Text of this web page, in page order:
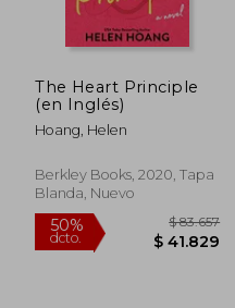
50%
dcto.
The Heart Principle
(en Inglés)
Hoang, Helen
Berkley Books, 2020, Tapa
Blanda, Nuevo